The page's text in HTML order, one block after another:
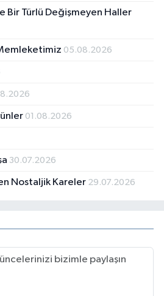
Bir Türlü Değişmeyen Haller
05.08.2026
01.08.2026
30.07.2026
Nostaljik Kareler 29.07.2026